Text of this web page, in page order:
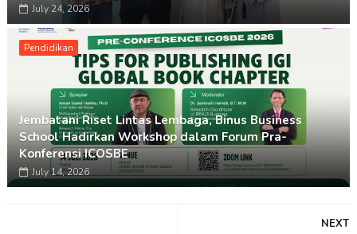
July 24, 2026
Pendidikan
Jembatani Riset Lintas Lembaga, Binus Business
School Hadirkan Workshop dalam Forum Pra-
Konferensi ICOSBE
July 14, 2026
NEXT